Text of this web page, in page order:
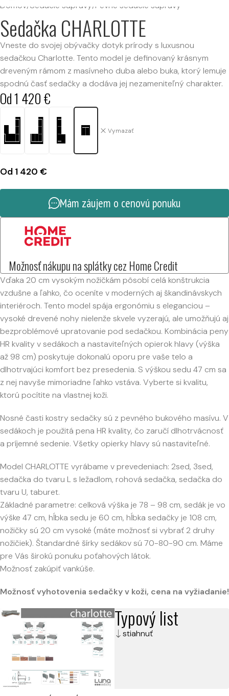
Domov/Sedacie súpravy/Pevné sedacie súpravy
Sedačka CHARLOTTE
Vneste do svojej obývačky dotyk prírody s luxusnou
sedačkou Charlotte. Tento model je definovaný krásnym
dreveným rámom z masívneho duba alebo buka, ktorý lemuje
spodnú časť sedačky a dodáva jej nezameniteľný charakter.
Od1 420€
Vymazať
Od 1 420 €
Mám záujem o cenovú ponuku
Možnosť nákupu na splátky cez Home Credit
Vďaka 20 cm vysokým nožičkám pôsobí celá konštrukcia
vzdušne a ľahko, čo oceníte v moderných aj škandinávskych
interiéroch. Tento model spája ergonómiu s eleganciou –
vysoké drevené nohy nielenže skvele vyzerajú, ale umožňujú aj
bezproblémové upratovanie pod sedačkou. Kombinácia peny
HR kvality v sedákoch a nastaviteľných opierok hlavy (výška
až 98 cm) poskytuje dokonalú oporu pre vaše telo a
dlhotrvajúci komfort bez presedenia. S výškou sedu 47 cm sa
z nej navyše mimoriadne ľahko vstáva. Vyberte si kvalitu,
ktorú pocítite na vlastnej koži.
Nosné časti kostry sedačky sú z pevného bukového masívu. V
sedákoch je použitá pena HR kvality, čo zaručí dlhotrvácnosť
a príjemné sedenie. Všetky opierky hlavy sú nastaviteľné.
Model CHARLOTTE vyrábame v prevedeniach: 2sed, 3sed,
sedačka do tvaru L s ležadlom, rohová sedačka, sedačka do
tvaru U, taburet.
Základné parametre: celková výška je 78 – 98 cm, sedák je vo
výške 47 cm, hĺbka sedu je 60 cm, hĺbka sedačky je 108 cm,
nožičky sú 20 cm vysoké (máte možnosť si vybrať 2 druhy
nožičiek). Štandardné šírky sedákov sú 70-80-90 cm. Máme
pre Vás širokú ponuku poťahových látok.
Možnosť zakúpiť vankúše.
Možnosť vyhotovenia sedačky v koži, cena na vyžiadanie!
Typový list
stiahnuť